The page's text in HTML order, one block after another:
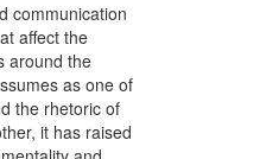
communication
affect the
around the
as one of
the rhetoric of
it has raised